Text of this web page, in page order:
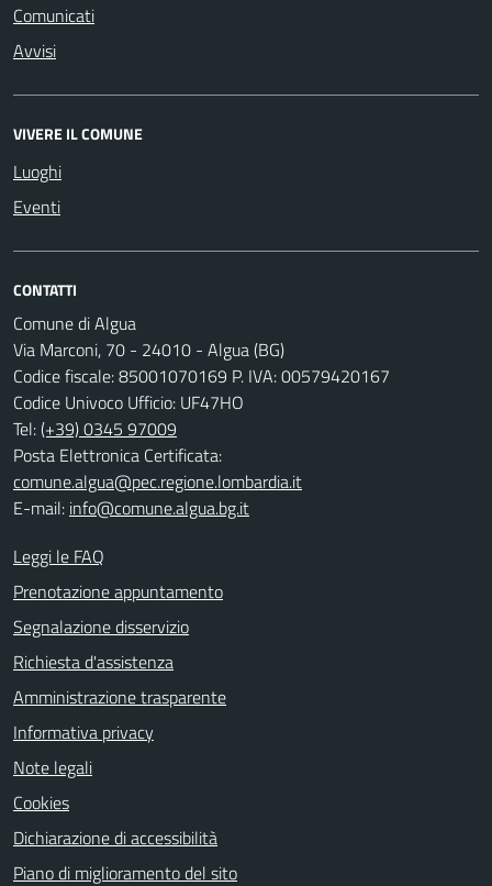
Comunicati
Avvisi
VIVERE IL COMUNE
Luoghi
Eventi
CONTATTI
Comune di Algua
Via Marconi, 70 - 24010 - Algua (BG)
Codice fiscale: 85001070169 P. IVA: 00579420167
Codice Univoco Ufficio: UF47HO
Tel:(+39) 0345 97009
Posta Elettronica Certificata:
comune.algua@pec.regione.lombardia.it
E-mail: info@comune.algua.bg.it
Leggi le FAQ
Prenotazione appuntamento
Segnalazione disservizio
Richiesta d'assistenza
Amministrazione trasparente
Informativa privacy
Note legali
Cookies
Dichiarazione di accessibilità
Piano di miglioramento del sito